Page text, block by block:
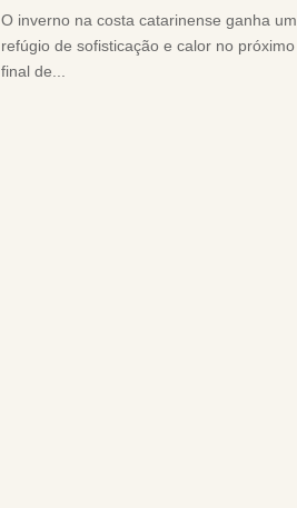
O inverno na costa catarinense ganha um
refúgio de sofisticação e calor no próximo
final de...